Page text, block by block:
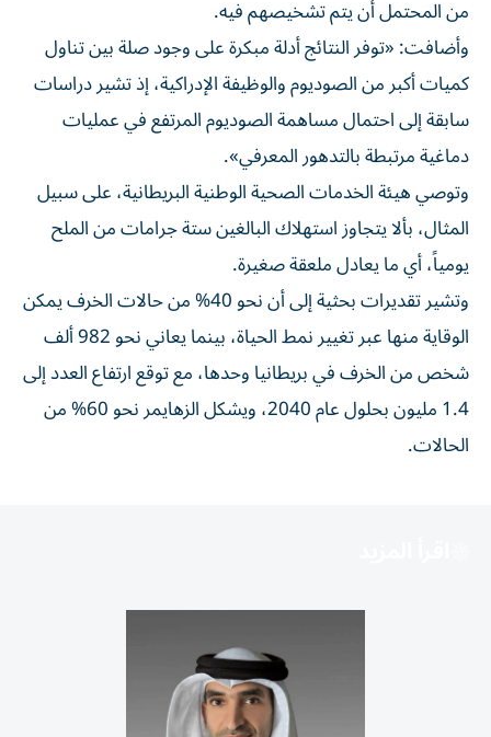
من المحتمل أن يتم تشخيصهم فيه.
وأضافت: «توفر النتائج أدلة مبكرة على وجود صلة بين تناول
كميات أكبر من الصوديوم والوظيفة الإدراكية، إذ تشير دراسات
سابقة إلى احتمال مساهمة الصوديوم المرتفع في عمليات
دماغية مرتبطة بالتدهور المعرفي».
وتوصي هيئة الخدمات الصحية الوطنية البريطانية، على سبيل
المثال، بألا يتجاوز استهلاك البالغين ستة جرامات من الملح
يومياً، أي ما يعادل ملعقة صغيرة.
وتشير تقديرات بحثية إلى أن نحو 40% من حالات الخرف يمكن
الوقاية منها عبر تغيير نمط الحياة، بينما يعاني نحو 982 ألف
شخص من الخرف في بريطانيا وحدها، مع توقع ارتفاع العدد إلى
1.4 مليون بحلول عام 2040، ويشكل الزهايمر نحو 60% من
الحالات.